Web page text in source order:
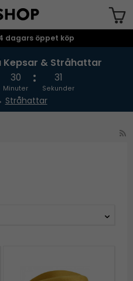
dagars öppet köp
Kepsar & Stråhattar
30
Minuter
30
Sekunder
Stråhattar